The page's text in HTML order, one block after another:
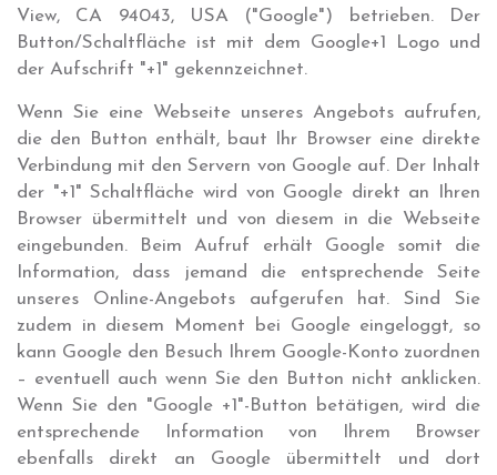
View, CA 94043, USA ("Google") betrieben. Der
Button/Schaltfläche ist mit dem Google+1 Logo und
der Aufschrift "+1" gekennzeichnet.
Wenn Sie eine Webseite unseres Angebots aufrufen,
die den Button enthält, baut Ihr Browser eine direkte
Verbindung mit den Servern von Google auf. Der Inhalt
der "+1" Schaltfläche wird von Google direkt an Ihren
Browser übermittelt und von diesem in die Webseite
eingebunden. Beim Aufruf erhält Google somit die
Information, dass jemand die entsprechende Seite
unseres Online-Angebots aufgerufen hat. Sind Sie
zudem in diesem Moment bei Google eingeloggt, so
kann Google den Besuch Ihrem Google-Konto zuordnen
– eventuell auch wenn Sie den Button nicht anklicken.
Wenn Sie den "Google +1"-Button betätigen, wird die
entsprechende Information von Ihrem Browser
ebenfalls direkt an Google übermittelt und dort